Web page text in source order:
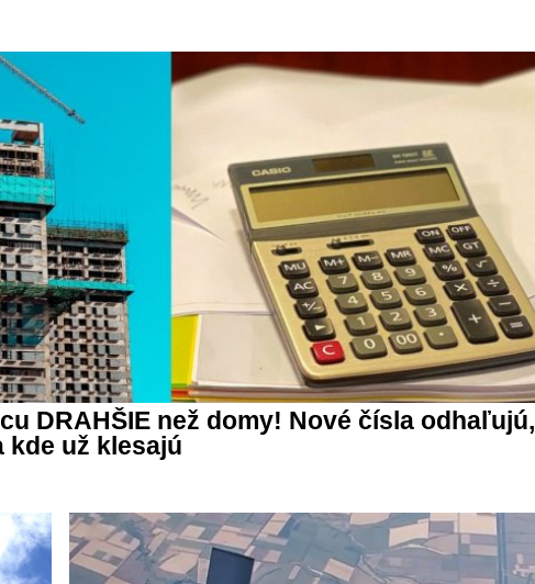
DRAHŠIE než domy! Nové čísla odhaľujú,
kde už klesajú